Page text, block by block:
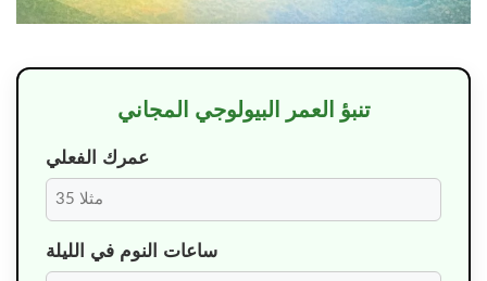
تنبؤ العمر البيولوجي المجاني
عمرك الفعلي
ساعات النوم في الليلة